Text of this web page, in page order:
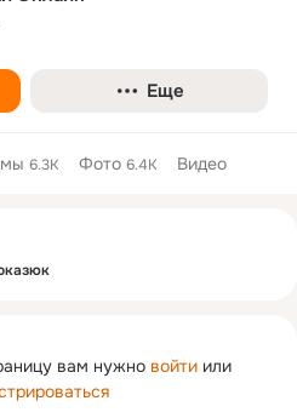
Еще
6.3K Фото 6.4K Видео
вам нужно войти или